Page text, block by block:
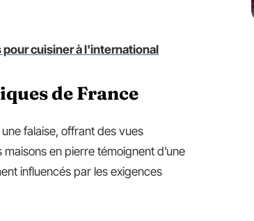
cuisiner à l'international
de France
falaise, offrant des vues
en pierre témoignent d’une
influencés par les exigences